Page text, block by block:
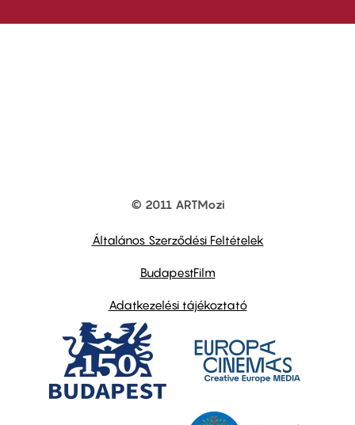
© 2011 ARTMozi
Általános Szerződési Feltételek
BudapestFilm
Adatkezelési tájékoztató